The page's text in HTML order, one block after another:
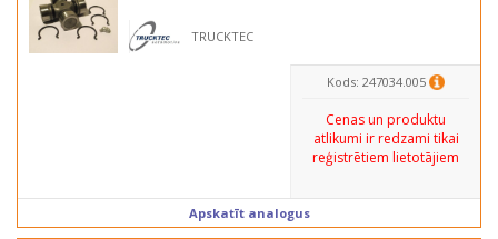
TRUCKTEC
Kods: 247034.005
Cenas un produktu
atlikumi ir redzami tikai
reģistrētiem lietotājiem
Apskatīt analogus